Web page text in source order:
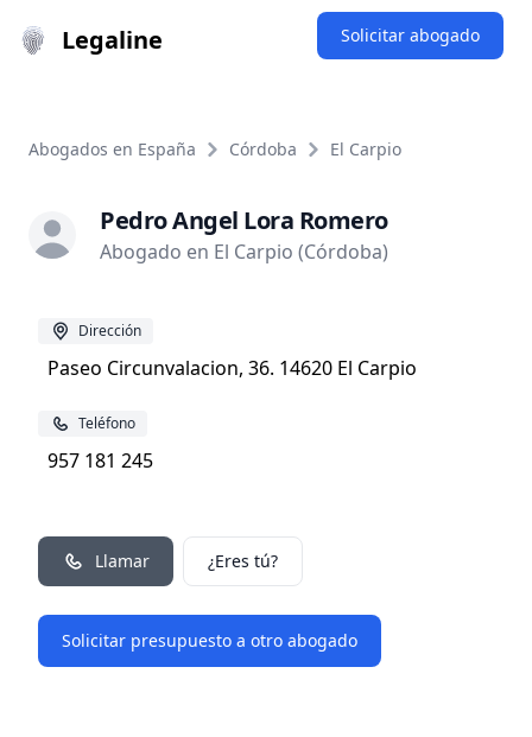
Legaline Solicitar abogado
Abogados en España Córdoba El Carpio
Pedro Angel Lora Romero
Abogado en El Carpio (Córdoba)
Dirección
Paseo Circunvalacion, 36. 14620 El Carpio
Teléfono
957 181 245
Llamar ¿Eres tú?
Solicitar presupuesto a otro abogado